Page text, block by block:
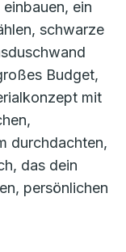
ein
schwarze
Budget,
mit
durchdachten,
das dein
persönlichen